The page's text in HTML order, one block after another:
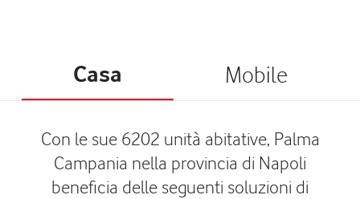
Casa Mobile
Con le sue 6202 unità abitative, Palma
Campania nella provincia di Napoli
beneficia delle seguenti soluzioni di